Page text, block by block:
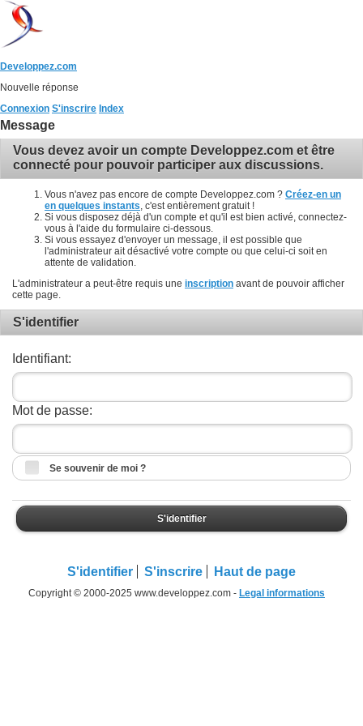
Developpez.com
Nouvelle réponse
Connexion S'inscrire Index
Message
Vous devez avoir un compte Developpez.com et être
connecté pour pouvoir participer aux discussions.
Vous n'avez pas encore de compte Developpez.com ? Créez-en un
en quelques instants , c'est entièrement gratuit !
Si vous disposez déjà d'un compte et qu'il est bien activé, connectez-
vous à l'aide du formulaire ci-dessous.
Si vous essayez d'envoyer un message, il est possible que
l'administrateur ait désactivé votre compte ou que celui-ci soit en
attente de validation.
L'administrateur a peut-être requis une inscription avant de pouvoir afficher
cette page.
S'identifier
Identifiant:
Mot de passe:
Se souvenir de moi ?
S'identifier
S'identifier S'inscrire Haut de page
Copyright © 2000-2025 www.developpez.com - Legal informations